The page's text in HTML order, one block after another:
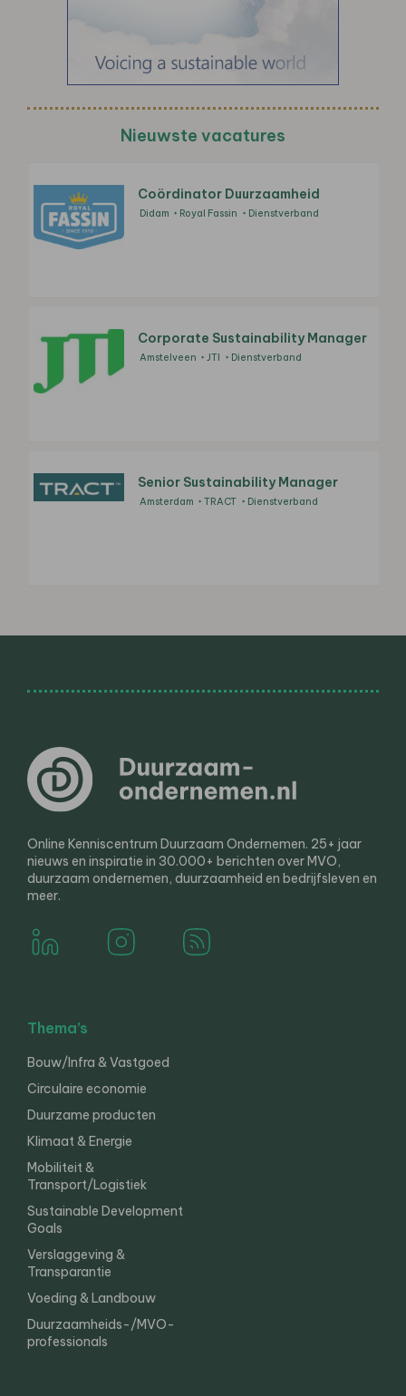
Nieuwste vacatures
Coördinator Duurzaamheid
Didam Royal Fassin Dienstverband
Corporate Sustainability Manager
Amstelveen JTI Dienstverband
Senior Sustainability Manager
Amsterdam TRACT Dienstverband
Online Kenniscentrum Duurzaam Ondernemen. 25+ jaar
nieuws en inspiratie in 30.000+ berichten over MVO,
duurzaam ondernemen, duurzaamheid en bedrijfsleven en
meer.
Thema’s
Bouw/Infra & Vastgoed
Circulaire economie
Duurzame producten
Klimaat & Energie
Mobiliteit &
Transport/Logistiek
Sustainable Development
Goals
Verslaggeving &
Transparantie
Voeding & Landbouw
Duurzaamheids-/MVO-
professionals